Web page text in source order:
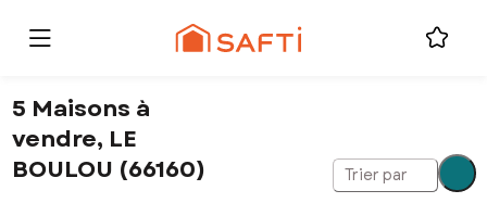
5 Maisons à
vendre, LE
BOULOU (66160)
Trier par